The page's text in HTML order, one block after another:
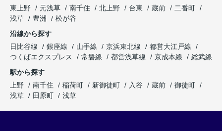
東上野
元浅草 南千住 北上野 台東 蔵前
二番町
浅草
豊洲
松が谷
沿線から探す
日比谷線
銀座線 山手線 京浜東北線
都営大江戸線
つくばエクスプレス
常磐線 都営浅草線 京成本線
総武線
駅から探す
上野
南千住 稲荷町 新御徒町 入谷 蔵前
御徒町
浅草
田原町 浅草